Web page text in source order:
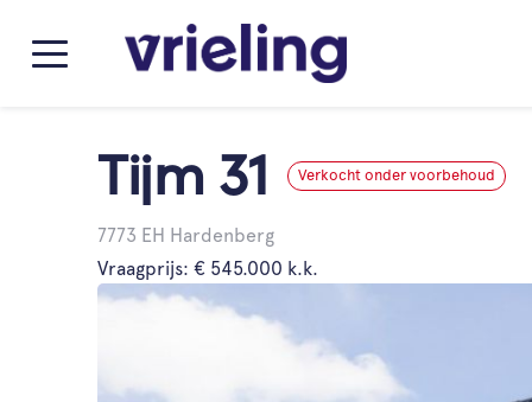
Tijm 31 Verkocht onder voorbehoud
7773 EH Hardenberg
Vraagprijs: € 545.000 k.k.